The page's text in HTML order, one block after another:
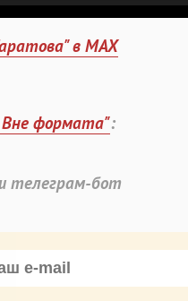
в MAX
Вне формата":
телеграм-бот